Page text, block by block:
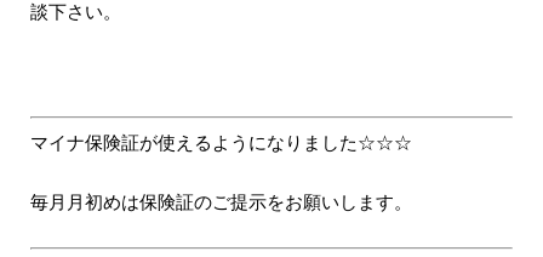
談下さい。
マイナ保険証が使えるようになりました☆☆☆
毎月月初めは保険証のご提示をお願いします。